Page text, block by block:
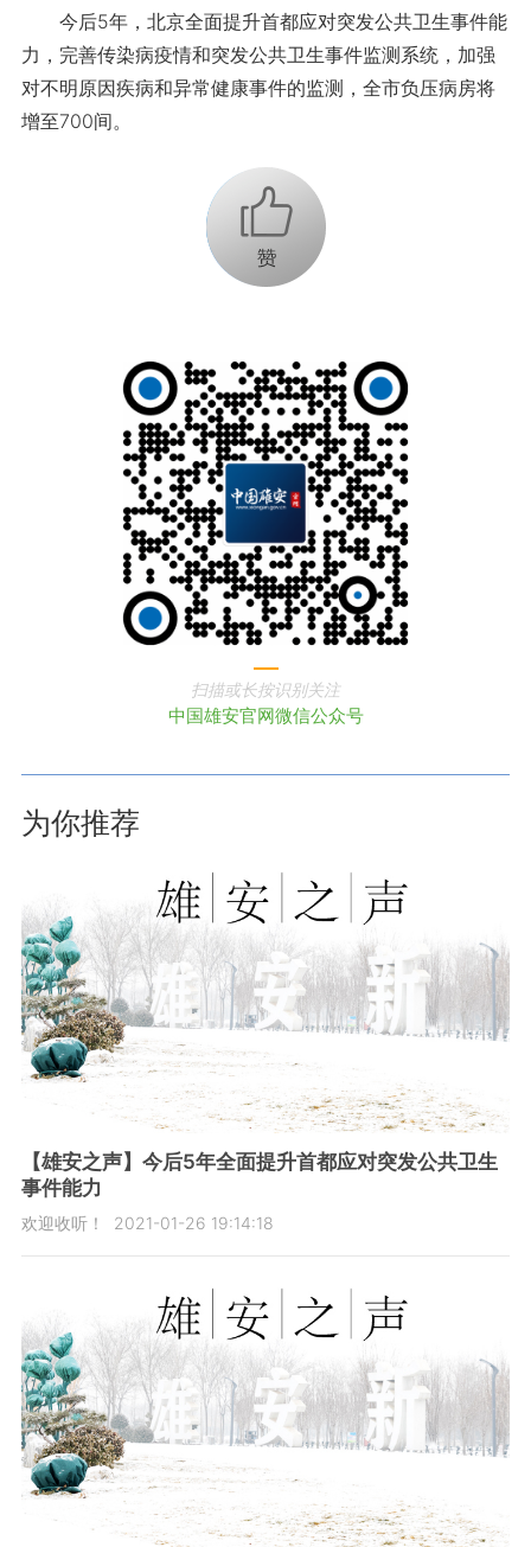
今后5年，北京全面提升首都应对突发公共卫生事件能
力，完善传染病疫情和突发公共卫生事件监测系统，加强
对不明原因疾病和异常健康事件的监测，全市负压病房将
增至700间。
+1
扫描或长按识别关注
中国雄安官网微信公众号
为你推荐
【雄安之声】今后5年全面提升首都应对突发公共卫生
事件能力
欢迎收听！ 2021-01-26 19:14:18